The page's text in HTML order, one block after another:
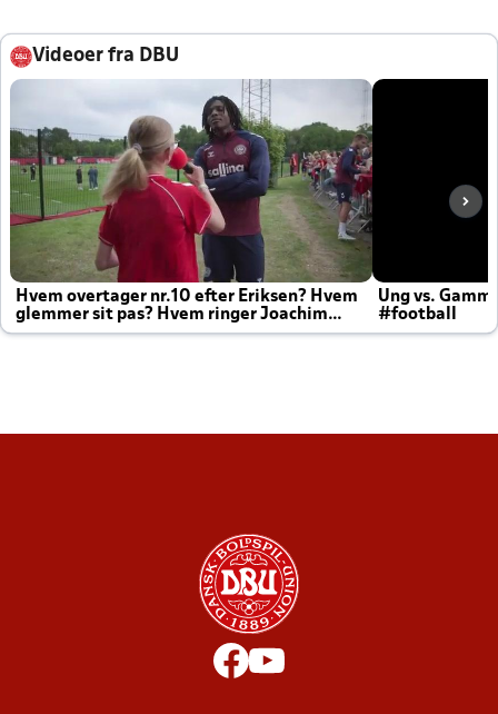
Videoer fra DBU
Hvem overtager nr.10 efter Eriksen? Hvem
glemmer sit pas? Hvem ringer Joachim
altid til efter kampe?
Ung vs.
#football